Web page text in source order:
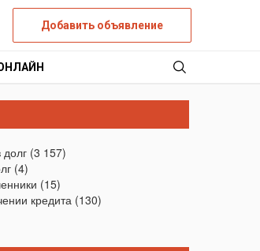
Добавить объявление
долг(3 157)
(4)
(15)
кредита(130)